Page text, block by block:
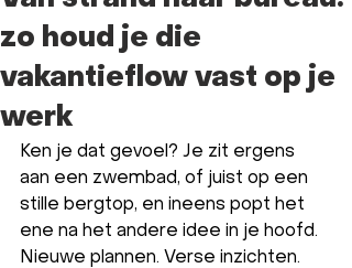
zo houd je die
vakantieflow vast op je
werk
Ken je dat gevoel? Je zit ergens
aan een zwembad, of juist op een
stille bergtop, en ineens popt het
ene na het andere idee in je hoofd.
Nieuwe plannen. Verse inzichten.